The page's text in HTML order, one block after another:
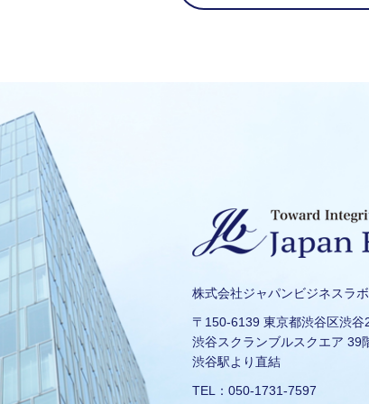
株式会社ジャパンビジネスラボ
〒150-6139 東京都渋谷区渋谷
渋谷スクランブルスクエア 39
渋谷駅より直結
TEL：050-1731-7597